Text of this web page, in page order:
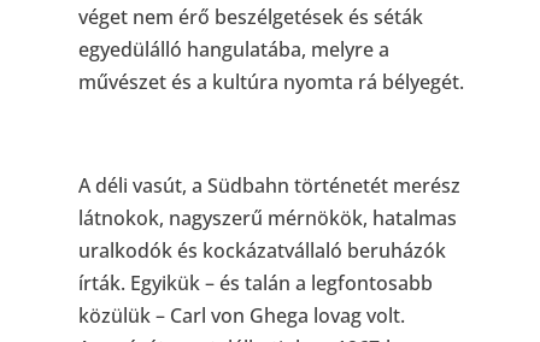
véget nem érő beszélgetések és séták
egyedülálló hangulatába, melyre a
művészet és a kultúra nyomta rá bélyegét.
A déli vasút, a Südbahn történetét merész
látnokok, nagyszerű mérnökök, hatalmas
uralkodók és kockázatvállaló beruházók
írták. Egyikük – és talán a legfontosabb
közülük – Carl von Ghega lovag volt.